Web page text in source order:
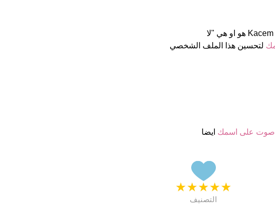
لتحسين هذا الملف الشخصي
صوت على اسمك ايضا
★
★
★
★
★
التصنيف